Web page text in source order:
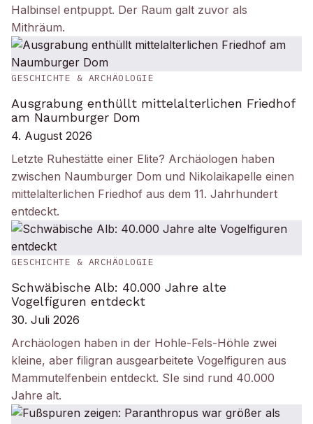
Halbinsel entpuppt. Der Raum galt zuvor als
Mithräum.
GESCHICHTE & ARCHÄOLOGIE
Ausgrabung enthüllt mittelalterlichen Friedhof
am Naumburger Dom
4. August 2026
Letzte Ruhestätte einer Elite? Archäologen haben
zwischen Naumburger Dom und Nikolaikapelle einen
mittelalterlichen Friedhof aus dem 11. Jahrhundert
entdeckt.
GESCHICHTE & ARCHÄOLOGIE
Schwäbische Alb: 40.000 Jahre alte
Vogelfiguren entdeckt
30. Juli 2026
Archäologen haben in der Hohle-Fels-Höhle zwei
kleine, aber filigran ausgearbeitete Vogelfiguren aus
Mammutelfenbein entdeckt. SIe sind rund 40.000
Jahre alt.